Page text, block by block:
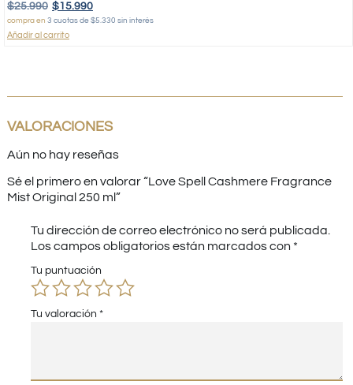
$25.990 $15.990
compra en 3 cuotas de $5.330 sin interés
Añadir al carrito
VALORACIONES
Aún no hay reseñas
Sé el primero en valorar “Love Spell Cashmere Fragrance
Mist Original 250 ml”
Tu dirección de correo electrónico no será publicada.
Los campos obligatorios están marcados con *
Tu puntuación
Tu valoración *